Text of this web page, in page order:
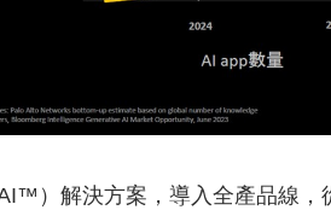
）解決方案，導入全產品線，